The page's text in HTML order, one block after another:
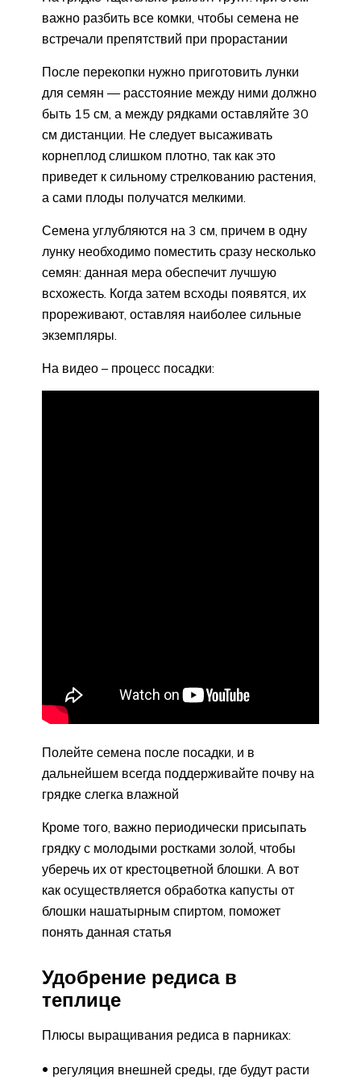
важно разбить все комки, чтобы семена не
встречали препятствий при прорастании
После перекопки нужно приготовить лунки
для семян — расстояние между ними должно
быть 15 см, а между рядками оставляйте 30
см дистанции. Не следует высаживать
корнеплод слишком плотно, так как это
приведет к сильному стрелкованию растения,
а сами плоды получатся мелкими.
Семена углубляются на 3 см, причем в одну
лунку необходимо поместить сразу несколько
семян: данная мера обеспечит лучшую
всхожесть. Когда затем всходы появятся, их
прореживают, оставляя наиболее сильные
экземпляры.
На видео – процесс посадки:
Полейте семена после посадки, и в
дальнейшем всегда поддерживайте почву на
грядке слегка влажной
Кроме того, важно периодически присыпать
грядку с молодыми ростками золой, чтобы
уберечь их от крестоцветной блошки. А вот
как осуществляется обработка капусты от
блошки нашатырным спиртом, поможет
понять данная статья
Удобрение редиса в
теплице
Плюсы выращивания редиса в парниках:
регуляция внешней среды, где будут расти